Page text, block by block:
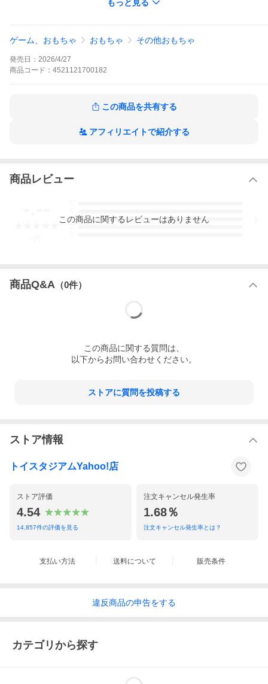
1BOX：8個入り
※1BOXで全種揃います
■メーカー：リーメント(RE-MENT)
●予約商品は生産状況などの理由により、入荷日が変更となること
もっと見る
ゲーム、おもちゃ おもちゃ その他おもちゃ
発売日： 2026/4/27
商品 コード： 4521121700182
この商品を共有する
アフィリエイトで紹介する
商品レビュー
3
この商品に関するレビューはありません
商品Q&A （0件）
この商品に関する質問は、
以下からお問い合わせください。
ストアに質問を投稿する
ストア情報
トイスタジアムYahoo!店
ストア評価
4.54
14,857件の評価を見る
注文キャンセル発生率
1.68％
注文キャンセル発生率とは？
支払い方法 送料について 販売条件
違反商品の申告をする
カテゴリから探す